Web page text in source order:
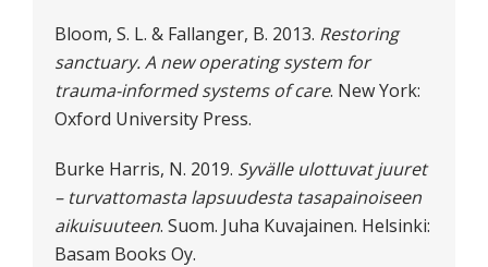
Bloom, S. L. & Fallanger, B. 2013. Restoring
sanctuary. A new operating system for
trauma-informed systems of care. New York:
Oxford University Press.
Burke Harris, N. 2019. Syvälle ulottuvat juuret
– turvattomasta lapsuudesta tasapainoiseen
aikuisuuteen. Suom. Juha Kuvajainen. Helsinki:
Basam Books Oy.